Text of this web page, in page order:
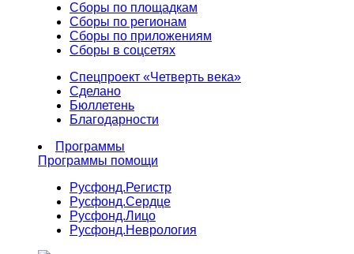
Сборы по площадкам
Сборы по регионам
Сборы по приложениям
Сборы в соцсетях
Спецпроект «Четверть века»
Сделано
Бюллетень
Благодарности
Программы
Программы помощи
Русфонд.Регистр
Русфонд.Сердце
Русфонд.Лицо
Русфонд.Неврология